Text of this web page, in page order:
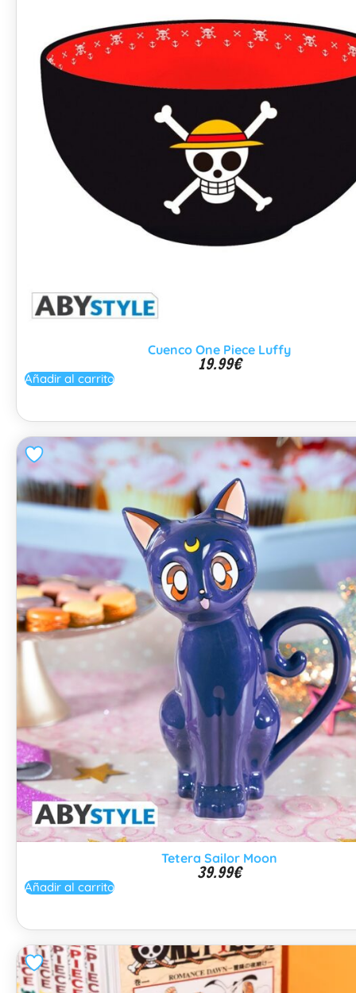
Cuenco One Piece Luffy
19.99€
Añadir al carrito
Tetera Sailor Moon
39.99€
Añadir al carrito